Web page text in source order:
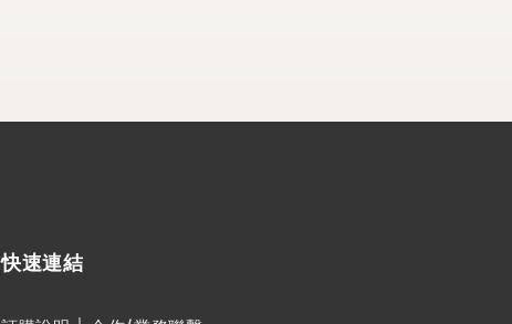
快速連結